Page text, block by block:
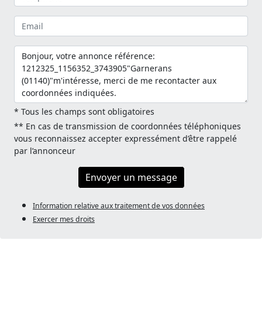
* Tous les champs sont obligatoires
** En cas de transmission de coordonnées téléphoniques
vous reconnaissez accepter expressément d’être rappelé
par l’annonceur
Envoyer un message
Information relative aux traitement de vos données
Exercer mes droits